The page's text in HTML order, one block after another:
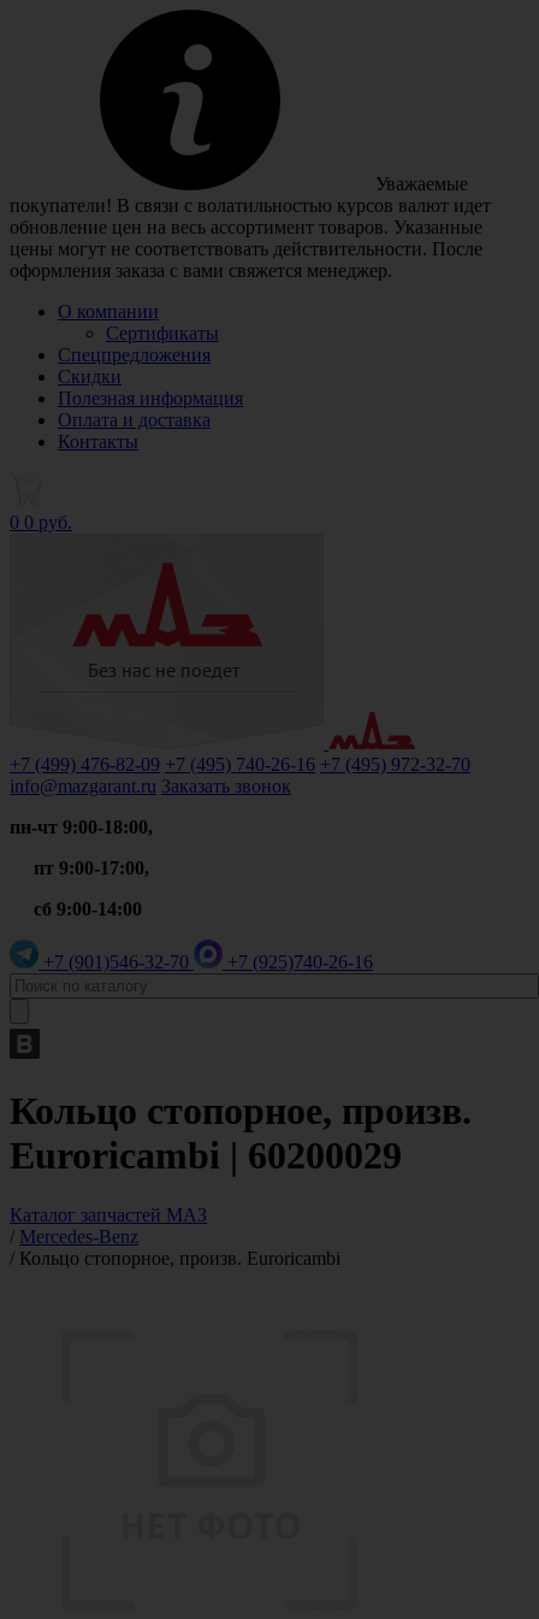
Уважаемые
покупатели! В связи с волатильностью курсов валют идет
обновление цен на весь ассортимент товаров. Указанные
цены могут не соответствовать действительности. После
оформления заказа с вами свяжется менеджер.
О компании
Сертификаты
Спецпредложения
Скидки
Полезная информация
Оплата и доставка
Контакты
0 0 руб.
+7 (499) 476-82-09 +7 (495) 740-26-16 +7 (495) 972-32-70
info@mazgarant.ru Заказать звонок
пн-чт 9:00-18:00,
пт 9:00-17:00,
сб 9:00-14:00
+7 (901)546-32-70 +7 (925)740-26-16
Кольцо стопорное, произв.
Euroricambi | 60200029
Каталог запчастей МАЗ
/ Mercedes-Benz
/ Кольцо стопорное, произв. Euroricambi